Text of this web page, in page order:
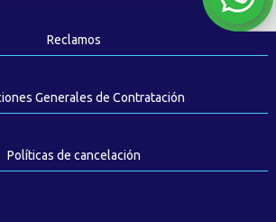
Reclamos
Generales de Contratación
Políticas de cancelación